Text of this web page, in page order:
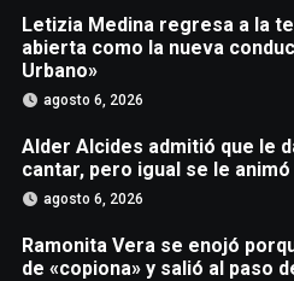
Letizia Medina regresa a la
abierta como la nueva
Urbano»
agosto 6, 2026
Alder Alcides admitió que le
cantar, pero igual se le
agosto 6, 2026
Ramonita Vera se enojó
de «copiona» y salió al paso